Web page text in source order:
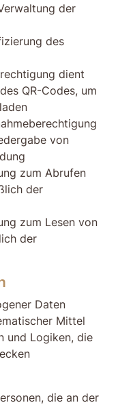
der
des
dient
QR-Codes, um
von
zum Abrufen
der
zum Lesen von
der
Daten
Mittel
und Logiken, die
die an der